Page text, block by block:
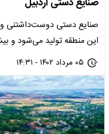
​صنایع دستی دوست‌داشتنی
این منطقه تولید می‌شود و
۰۵ مرداد ۱۴۰۲ - ۱۴:۳۱